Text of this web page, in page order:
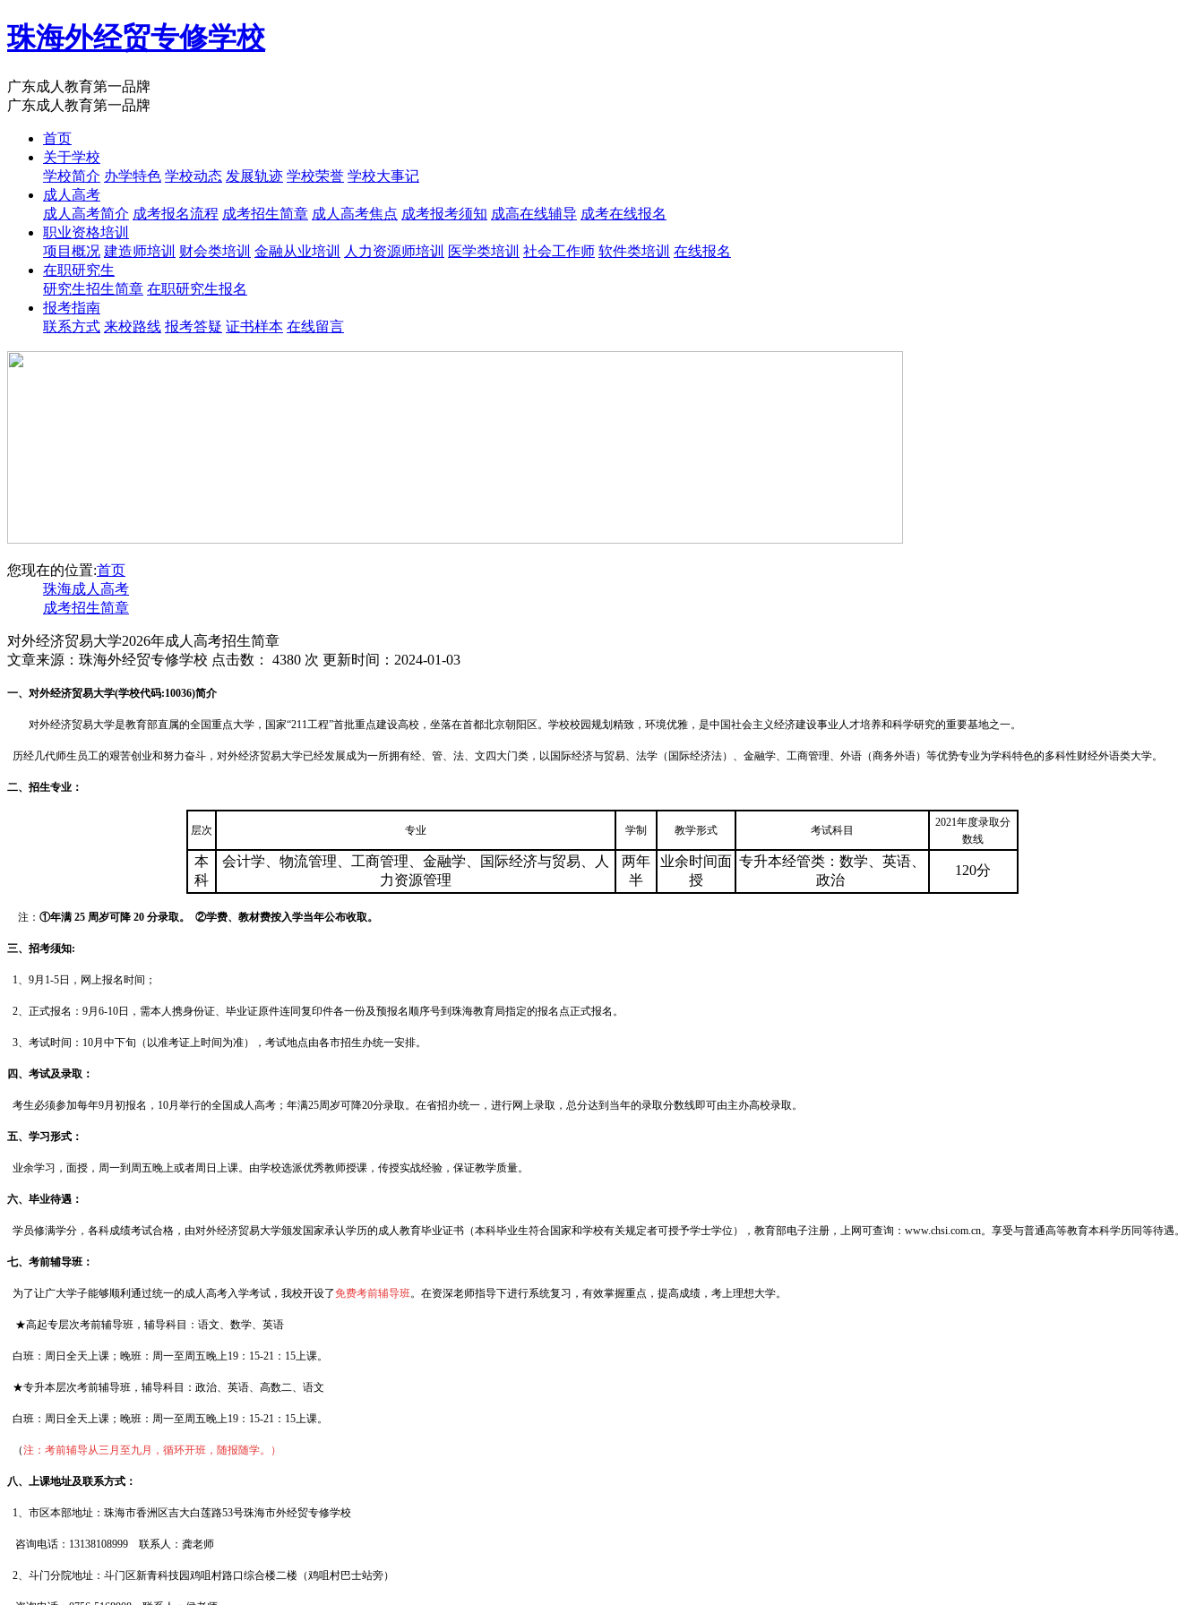
珠海外经贸专修学校
广东成人教育第一品牌
广东成人教育第一品牌
首页
关于学校
学校简介 办学特色 学校动态 发展轨迹 学校荣誉 学校大事记
成人高考
成人高考简介 成考报名流程 成考招生简章 成人高考焦点 成考报考须知 成高在线辅导 成考在线报名
职业资格培训
项目概况 建造师培训 财会类培训 金融从业培训 人力资源师培训 医学类培训 社会工作师 软件类培训 在线报名
在职研究生
研究生招生简章 在职研究生报名
报考指南
联系方式 来校路线 报考答疑 证书样本 在线留言
您现在的位置:首页
珠海成人高考
成考招生简章
对外经济贸易大学2026年成人高考招生简章
文章来源：珠海外经贸专修学校 点击数： 4380 次 更新时间：2024-01-03
一、对外经济贸易大学(学校代码:10036)简介
对外经济贸易大学是教育部直属的全国重点大学，国家“211工程”首批重点建设高校，坐落在首都北京朝阳区。学校校园规划精致，环境优雅，是中国社会主义经济建设事业人才培养和科学研究的重要基地之一。
历经几代师生员工的艰苦创业和努力奋斗，对外经济贸易大学已经发展成为一所拥有经、管、法、文四大门类，以国际经济与贸易、法学（国际经济法）、金融学、工商管理、外语（商务外语）等优势专业为学科特色的多科性财经外语类大学。
二、招生专业：
层次 专业 学制 教学形式 考试科目
2021年度录取分
数线
本
科
会计学、物流管理、工商管理、金融学、国际经济与贸易、人
力资源管理
两年
半
业余时间面
授
专升本经管类：数学、英语、
政治
120分
注： ①年满 25 周岁可降 20 分录取。 ②学费、教材费按入学当年公布收取。
三、招考须知:
1、9月1-5日，网上报名时间；
2、正式报名：9月6-10日，需本人携身份证、毕业证原件连同复印件各一份及预报名顺序号到珠海教育局指定的报名点正式报名。
3、考试时间：10月中下旬（以准考证上时间为准），考试地点由各市招生办统一安排。
四、考试及录取：
考生必须参加每年9月初报名，10月举行的全国成人高考；年满25周岁可降20分录取。在省招办统一，进行网上录取，总分达到当年的录取分数线即可由主办高校录取。
五、学习形式：
业余学习，面授，周一到周五晚上或者周日上课。由学校选派优秀教师授课，传授实战经验，保证教学质量。
六、毕业待遇：
学员修满学分，各科成绩考试合格，由对外经济贸易大学颁发国家承认学历的成人教育毕业证书（本科毕业生符合国家和学校有关规定者可授予学士学位）， 教育部电子注册，上网可查询： www.chsi.com.cn。享受与普通高等教育本科学历同等待遇。
七、考前辅导班：
为了让广大学子能够顺利通过统一的成人高考入学考试，我校开设了免费考前辅导班。在资深老师指导下进行系统复习，有效掌握重点，提高成绩，考上理想大学。
★高起专层次考前辅导班，辅导科目：语文、数学、英语
白班：周日全天上课；晚班：周一至周五晚上19：15-21：15上课。
★专升本层次考前辅导班，辅导科目：政治、英语、高数二、语文
白班：周日全天上课；晚班：周一至周五晚上19：15-21：15上课。
（注：考前辅导从三月至九月，循环开班，随报随学。）
八、上课地址及联系方式：
1、市区本部地址：珠海市香洲区吉大白莲路53号珠海市外经贸专修学校
咨询电话：13138108999 联系人：龚老师
2、斗门分院地址：斗门区新青科技园鸡咀村路口综合楼二楼（鸡咀村巴士站旁）